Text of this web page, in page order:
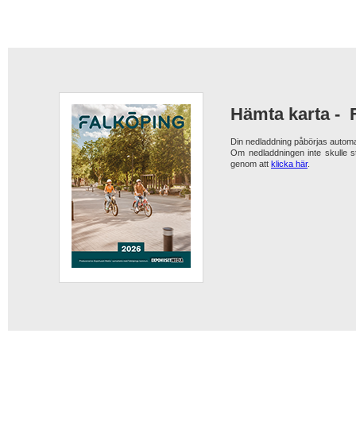
Hämta karta -
Din nedladdning påbörjas
Om nedladdningen inte skulle
genom att klicka här.